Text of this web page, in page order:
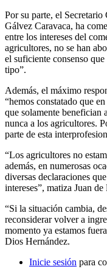
Por su parte, el
Gálvez Caravaca, ha
entre los intereses del
agricultores, no se han
el suficiente consenso
tipo”.
Además, el máximo
“hemos constatado que
que solamente benefician
nunca a los agricultores.
parte de esta
“Los agricultores no
además, en numerosas
diversas declaraciones
intereses”, matiza Juan
“Si la situación cambia,
reconsiderar volver a
momento ya estamos
Dios Hernández.
Inicie sesión para